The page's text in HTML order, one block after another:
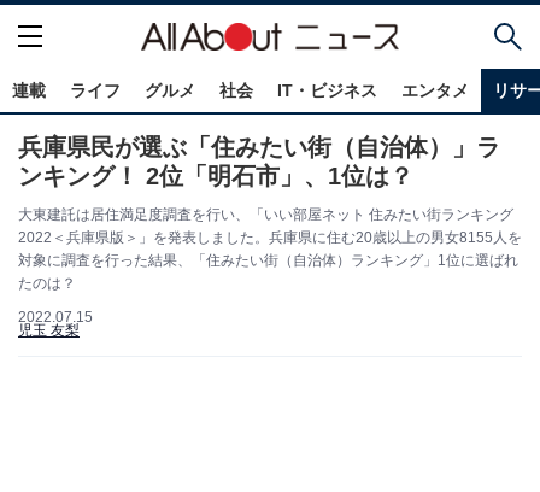
連載 ライフ グルメ 社会 IT・ビジネス エンタメ リサ
兵庫県民が選ぶ「住みたい街（自治体）」ラ
ンキング！ 2位「明石市」、1位は？
大東建託は居住満足度調査を行い、「いい部屋ネット 住みたい街ランキング
2022＜兵庫県版＞」を発表しました。兵庫県に住む20歳以上の男女8155人を
対象に調査を行った結果、「住みたい街（自治体）ランキング」1位に選ばれ
たのは？
2022.07.15
児玉 友梨